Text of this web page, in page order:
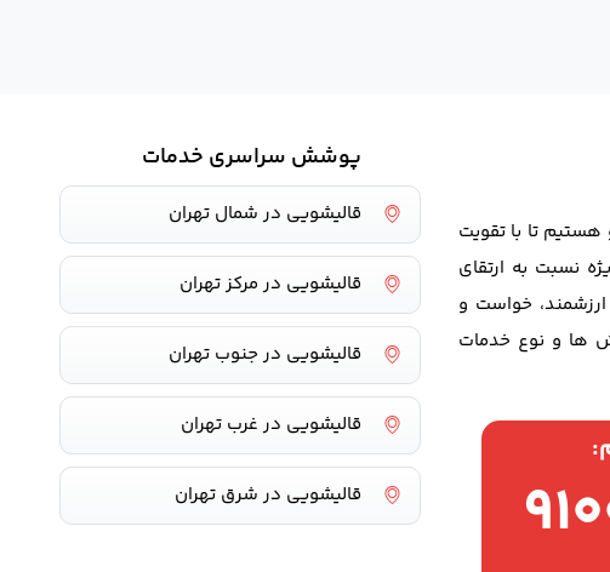
تا با تقویت
نسبت به ارتقای
خواست و
ها و نوع خدمات
پوشش سراسری خدمات
قالیشویی در شمال تهران
قالیشویی در مرکز تهران
قالیشویی در جنوب تهران
قالیشویی در غرب تهران
قالیشویی در شرق تهران